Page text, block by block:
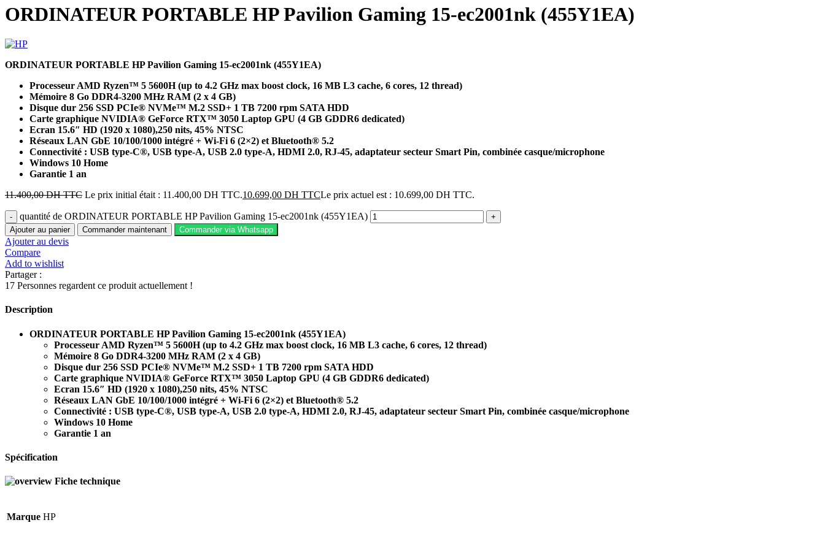
ORDINATEUR PORTABLE HP Pavilion Gaming 15-ec2001nk (455Y1EA)
ORDINATEUR PORTABLE HP Pavilion Gaming 15-ec2001nk (455Y1EA)
Processeur AMD Ryzen™ 5 5600H (up to 4.2 GHz max boost clock, 16 MB L3 cache, 6 cores, 12 thread)
Mémoire 8 Go DDR4-3200 MHz RAM (2 x 4 GB)
Disque dur 256 SSD PCIe® NVMe™ M.2 SSD+ 1 TB 7200 rpm SATA HDD
Carte graphique NVIDIA® GeForce RTX™ 3050 Laptop GPU (4 GB GDDR6 dedicated)
Ecran 15.6″ HD (1920 x 1080),250 nits, 45% NTSC
Réseaux LAN GbE 10/100/1000 intégré + Wi-Fi 6 (2×2) et Bluetooth® 5.2
Connectivité : USB type-C®, USB type-A, USB 2.0 type-A, HDMI 2.0, RJ-45, adaptateur secteur Smart Pin, combinée casque/microphone
Windows 10 Home
Garantie 1 an
11.400,00DH TTC Le prix initial était : 11.400,00 DH TTC.10.699,00 DH TTCLe prix actuel est : 10.699,00 DH TTC.
quantité de ORDINATEUR PORTABLE HP Pavilion Gaming 15-ec2001nk (455Y1EA)
Ajouter au panier Commander maintenant Commander via Whatsapp
Ajouter au devis
Compare
Add to wishlist
Partager :
17 Personnes regardent ce produit actuellement !
Description
ORDINATEUR PORTABLE HP Pavilion Gaming 15-ec2001nk (455Y1EA)
Processeur AMD Ryzen™ 5 5600H (up to 4.2 GHz max boost clock, 16 MB L3 cache, 6 cores, 12 thread)
Mémoire 8 Go DDR4-3200 MHz RAM (2 x 4 GB)
Disque dur 256 SSD PCIe® NVMe™ M.2 SSD+ 1 TB 7200 rpm SATA HDD
Carte graphique NVIDIA® GeForce RTX™ 3050 Laptop GPU (4 GB GDDR6 dedicated)
Ecran 15.6″ HD (1920 x 1080),250 nits, 45% NTSC
Réseaux LAN GbE 10/100/1000 intégré + Wi-Fi 6 (2×2) et Bluetooth® 5.2
Connectivité : USB type-C®, USB type-A, USB 2.0 type-A, HDMI 2.0, RJ-45, adaptateur secteur Smart Pin, combinée casque/microphone
Windows 10 Home
Garantie 1 an
Spécification
Fiche technique
Marque HP